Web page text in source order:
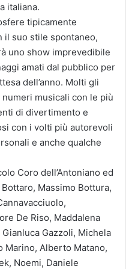
italiana.
tipicamente
il suo stile spontaneo,
uno show imprevedibile
amati dal pubblico per
dell’anno. Molti gli
musicali con le più
di divertimento e
con i volti più autorevoli
e anche qualche
Coro dell’Antoniano ed
Massimo Bottura,
De Riso, Maddalena
Gazzoli, Michela
Marino, Alberto Matano,
Noemi, Daniele